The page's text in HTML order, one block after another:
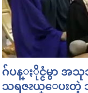
ဂ်ပန္ႏိုင္ငံမွာ အ
သရဇၩယ္ေပးတဲ့